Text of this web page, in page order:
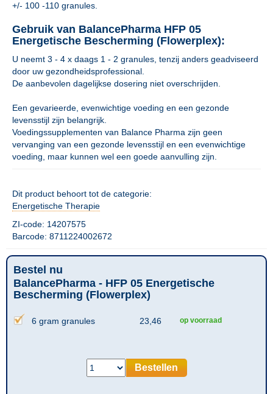
+/- 100 -110 granules.
Gebruik van BalancePharma HFP 05
Energetische Bescherming (Flowerplex):
U neemt 3 - 4 x daags 1 - 2 granules, tenzij anders geadviseerd
door uw gezondheidsprofessional.
De aanbevolen dagelijkse dosering niet overschrijden.
Een gevarieerde, evenwichtige voeding en een gezonde
levensstijl zijn belangrijk.
Voedingssupplementen van Balance Pharma zijn geen
vervanging van een gezonde levensstijl en een evenwichtige
voeding, maar kunnen wel een goede aanvulling zijn.
Dit product behoort tot de categorie:
Energetische Therapie
ZI-code: 14207575
Barcode: 8711224002672
Bestel nu
BalancePharma - HFP 05 Energetische
Bescherming (Flowerplex)
6 gram granules 23,46 op voorraad
Bestellen